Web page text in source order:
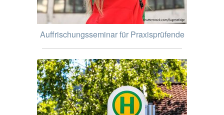
Auffrischungsseminar für Praxisprüfende